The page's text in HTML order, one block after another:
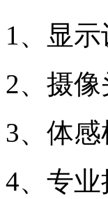
1、显
2、摄
3、体
4、专